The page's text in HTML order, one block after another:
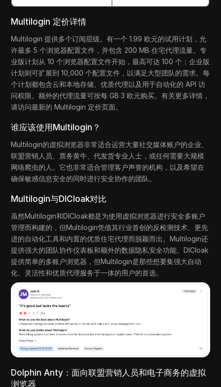
Multilogin 定价详情
Multilogin 提供多个订阅层级。有一个 1.99 欧元的试用计划，允
许最多 5 个浏览器配置文件，并包含 200 MB 住宅代理流量。专
业版计划从 10 个浏览器配置文件开始，最高可达 100 个；企业版
计划则可扩展到 10,000 个配置文件，以满足大型团队的需求。每
个计划都包含云和本地存储、优质代理以及用于自动化的 API 访
问权限。额外的代理流量可按每 GB 3 欧元购买。有关更多详情，
请访问最新的 Multilogin 定价页面。
谁应该使用Multilogin？
Multilogin的虚拟浏览器非常适合运营大量社交媒体账户的企业、
联盟营销人员、票务黄牛、代发货专业人士，或任何需要大规模
网络爬虫的人。它也非常适合管理客户声誉的机构，以及希望在
确保敏感信息安全的同时进行安全协作的团队。
Multilogin与DICloak对比
虽然Multilogin和DICloak都是为使用虚拟浏览器进行安全多账户
管理而构建的，但Multilogin凭借其行业首创的反检测技术、更先
进的自动化工具和内置的优质住宅代理而脱颖而出。Multilogin还
提供强大的团队协作仪表板和额外的数据隐私安全功能。DICloak
提供简单的多账户浏览器，但Multilogin是那些想要集强大自动
化、灵活性和优质代理服务于一体的用户的首选。
Dolphin Anty：面向联盟营销人员和电子商务的虚拟
浏览器